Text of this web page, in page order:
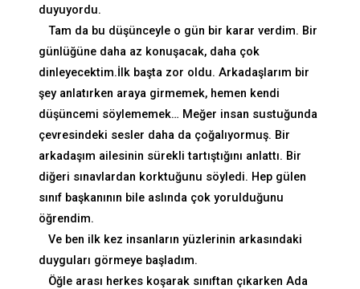
duyuyordu.
Tam da bu düşünceyle o gün bir karar verdim. Bir
günlüğüne daha az konuşacak, daha çok
dinleyecektim.İlk başta zor oldu. Arkadaşlarım bir
şey anlatırken araya girmemek, hemen kendi
düşüncemi söylememek… Meğer insan sustuğunda
çevresindeki sesler daha da çoğalıyormuş. Bir
arkadaşım ailesinin sürekli tartıştığını anlattı. Bir
diğeri sınavlardan korktuğunu söyledi. Hep gülen
sınıf başkanının bile aslında çok yorulduğunu
öğrendim.
Ve ben ilk kez insanların yüzlerinin arkasındaki
duyguları görmeye başladım.
Öğle arası herkes koşarak sınıftan çıkarken Ada